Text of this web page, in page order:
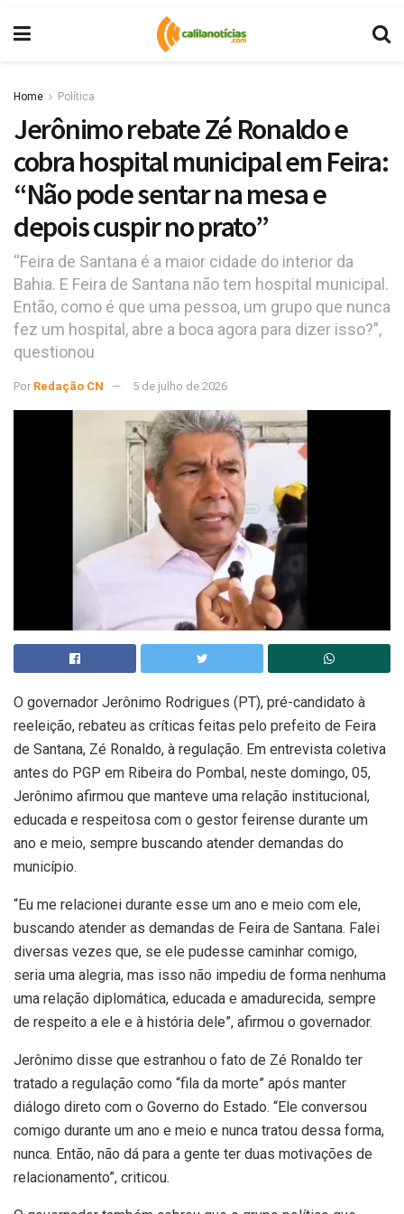
Home Política
Jerônimo rebate Zé Ronaldo e
cobra hospital municipal em Feira:
“Não pode sentar na mesa e
depois cuspir no prato”
“Feira de Santana é a maior cidade do interior da
Bahia. E Feira de Santana não tem hospital municipal.
Então, como é que uma pessoa, um grupo que nunca
fez um hospital, abre a boca agora para dizer isso?”,
questionou
Por Redação CN 5 de julho de 2026
O governador Jerônimo Rodrigues (PT), pré-candidato à
reeleição, rebateu as críticas feitas pelo prefeito de Feira
de Santana, Zé Ronaldo, à regulação. Em entrevista coletiva
antes do PGP em Ribeira do Pombal, neste domingo, 05,
Jerônimo afirmou que manteve uma relação institucional,
educada e respeitosa com o gestor feirense durante um
ano e meio, sempre buscando atender demandas do
município.
“Eu me relacionei durante esse um ano e meio com ele,
buscando atender as demandas de Feira de Santana. Falei
diversas vezes que, se ele pudesse caminhar comigo,
seria uma alegria, mas isso não impediu de forma nenhuma
uma relação diplomática, educada e amadurecida, sempre
de respeito a ele e à história dele”, afirmou o governador.
Jerônimo disse que estranhou o fato de Zé Ronaldo ter
tratado a regulação como “fila da morte” após manter
diálogo direto com o Governo do Estado. “Ele conversou
comigo durante um ano e meio e nunca tratou dessa forma,
nunca. Então, não dá para a gente ter duas motivações de
relacionamento”, criticou.